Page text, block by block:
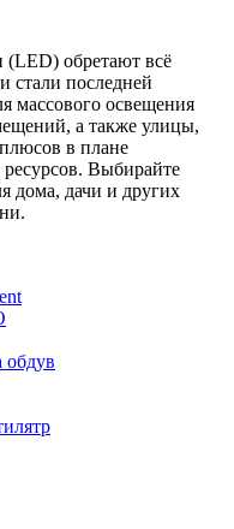
(LED) обретают всё
стали последней
массового освещения
а также улицы,
в плане
Выбирайте
дома, дачи и других
обдув